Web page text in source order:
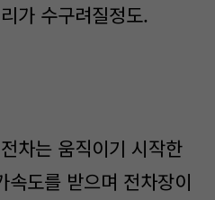
가 수구려질정도.
차는 움직이기 시작한
도를 받으며 전차장이